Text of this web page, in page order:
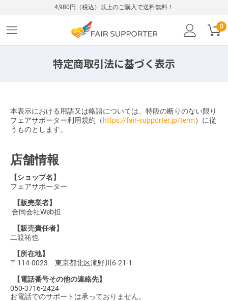
4,980円（税込）以上のご購入で送料無料！
0
特定商取引法に基づく表示
本表示における用語又は略語については、特段の断りのない限り
フェアサポーター利用規約（ https://fair-supporter.jp/term）に従
うものとします。
店舗情報
【ショップ名】
フェアサポーター
【販売業者】
合同会社Web担
【販売責任者】
二渡祐也
【所在地】
〒114-0023 東京都北区滝野川6-21-1
【電話番号その他の連絡先】
050-3716-2424
お電話でのサポートは承っておりません。